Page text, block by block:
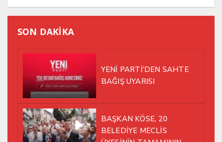
SON DAKİKA
YENİ PARTİ’DEN SAHTE
BAĞIŞ UYARISI
BAŞKAN KÖSE, 20
BELEDİYE MECLİS